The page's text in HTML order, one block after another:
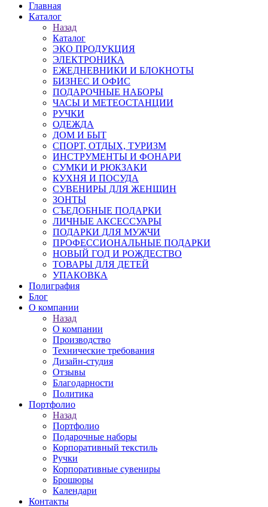
Главная
Каталог
Назад
Каталог
ЭКО ПРОДУКЦИЯ
ЭЛЕКТРОНИКА
ЕЖЕДНЕВНИКИ И БЛОКНОТЫ
БИЗНЕС И ОФИС
ПОДАРОЧНЫЕ НАБОРЫ
ЧАСЫ И МЕТЕОСТАНЦИИ
РУЧКИ
ОДЕЖДА
ДОМ И БЫТ
СПОРТ, ОТДЫХ, ТУРИЗМ
ИНСТРУМЕНТЫ И ФОНАРИ
СУМКИ И РЮКЗАКИ
КУХНЯ И ПОСУДА
СУВЕНИРЫ ДЛЯ ЖЕНЩИН
ЗОНТЫ
СЪЕДОБНЫЕ ПОДАРКИ
ЛИЧНЫЕ АКСЕССУАРЫ
ПОДАРКИ ДЛЯ МУЖЧИ
ПРОФЕССИОНАЛЬНЫЕ ПОДАРКИ
НОВЫЙ ГОД И РОЖДЕСТВО
ТОВАРЫ ДЛЯ ДЕТЕЙ
УПАКОВКА
Полиграфия
Блог
О компании
Назад
О компании
Производство
Технические требования
Дизайн-студия
Отзывы
Благодарности
Политика
Портфолио
Назад
Портфолио
Подарочные наборы
Корпоративный текстиль
Ручки
Корпоративные сувениры
Брошюры
Календари
Контакты